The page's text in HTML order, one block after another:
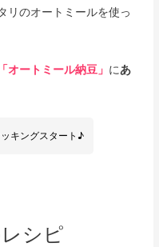
リのオートミールを使っ
「オートミール納豆」 にあ
キングスタート♪
シピ